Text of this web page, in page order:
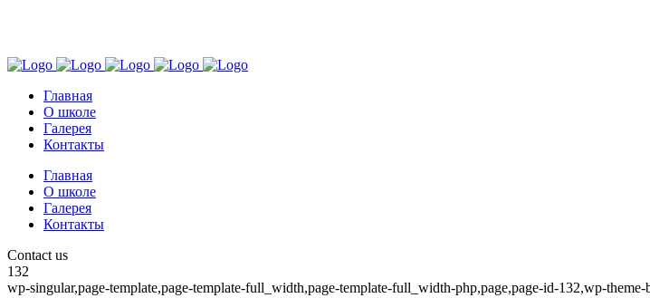
Главная
О школе
Галерея
Контакты
Главная
О школе
Галерея
Контакты
Contact us
132
wp-singular,page-template,page-template-full_width,page-template-full_width-php,page,page-id-132,wp-